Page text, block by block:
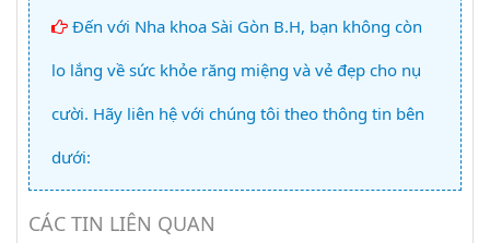
Đến với Nha khoa Sài Gòn B.H, bạn không còn
lo lắng về sức khỏe răng miệng và vẻ đẹp cho nụ
cười. Hãy liên hệ với chúng tôi theo thông tin bên
dưới:
CÁC TIN LIÊN QUAN